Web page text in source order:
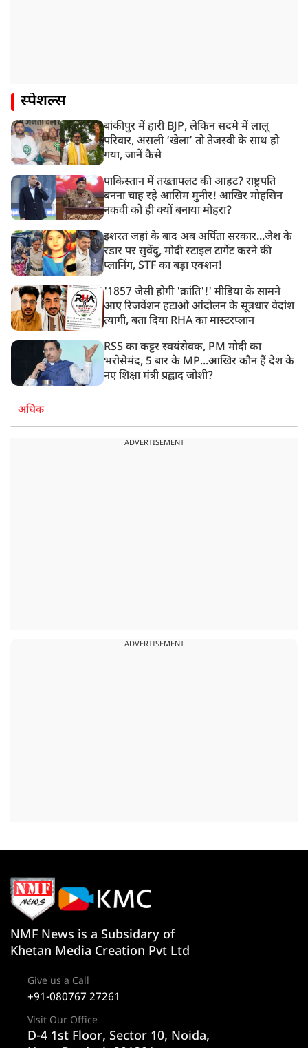
स्पेशल्स
बांकीपुर में हारी BJP, लेकिन सदमे में लालू
परिवार, असली ‘खेला’ तो तेजस्वी के साथ हो
गया, जानें कैसे
पाकिस्तान में तख्तापलट की आहट? राष्ट्रपति
बनना चाह रहे आसिम मुनीर! आखिर मोहसिन
नकवी को ही क्यों बनाया मोहरा?
इशरत जहां के बाद अब अर्पिता सरकार...जैश के
रडार पर सुवेंदु, मोदी स्टाइल टार्गेट करने की
प्लानिंग, STF का बड़ा एक्शन!
'1857 जैसी होगी 'क्रांति'!' मीडिया के सामने
आए रिजर्वेशन हटाओ आंदोलन के सूत्रधार वेदांश
त्यागी, बता दिया RHA का मास्टरप्लान
RSS का कट्टर स्वयंसेवक, PM मोदी का
भरोसेमंद, 5 बार के MP...आखिर कौन हैं देश के
नए शिक्षा मंत्री प्रह्लाद जोशी?
अधिक
ADVERTISEMENT
ADVERTISEMENT
NMF News is a Subsidary of
Khetan Media Creation Pvt Ltd
Give us a Call
+91-080767 27261
Visit Our Office
D-4 1st Floor, Sector 10, Noida,